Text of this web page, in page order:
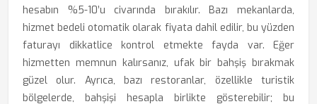
hesabın %5-10’u civarında bırakılır. Bazı mekanlarda,
hizmet bedeli otomatik olarak fiyata dahil edilir, bu yüzden
faturayı dikkatlice kontrol etmekte fayda var. Eğer
hizmetten memnun kalırsanız, ufak bir bahşiş bırakmak
güzel olur. Ayrıca, bazı restoranlar, özellikle turistik
bölgelerde, bahşişi hesapla birlikte gösterebilir; bu